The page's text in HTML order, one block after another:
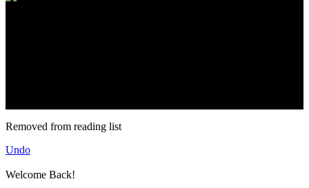
Removed from reading list
Undo
Welcome Back!